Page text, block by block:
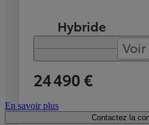
Hybride
24 490 €
En savoir plus
Contactez la